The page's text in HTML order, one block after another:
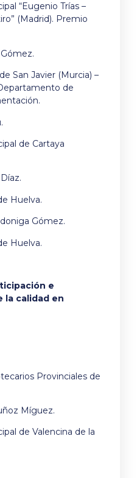
“Eugenio Trías –
(Madrid). Premio
San Javier (Murcia) –
de
de Cartaya
Huelva.
Gómez.
Huelva.
e
la calidad en
Provinciales de
Míguez.
de Valencina de la